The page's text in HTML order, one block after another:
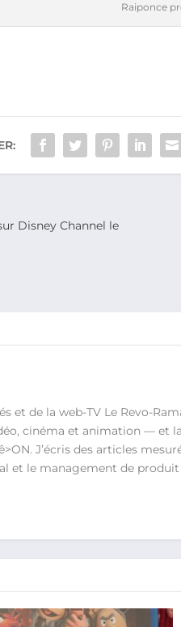
Raiponce
Disney Channel le
et de la web-TV Le Revo-
cinéma et animation — et
J’écris des articles
et le management de